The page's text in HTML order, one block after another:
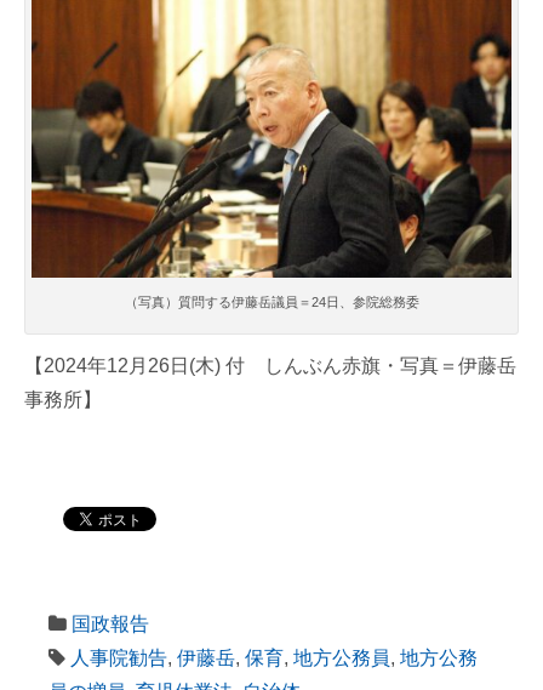
（写真）質問する伊藤岳議員＝24日、参院総務委
【2024年12月26日(木) 付 しんぶん赤旗・写真＝伊藤岳
事務所】
国政報告
人事院勧告, 伊藤岳, 保育, 地方公務員, 地方公務